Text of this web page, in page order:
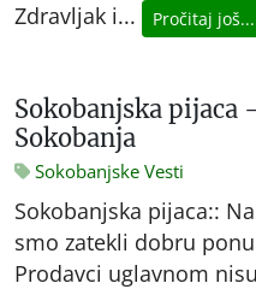
Zdravljak i...
Pročitaj još...
Sokobanjska pijaca
Sokobanja
Sokobanjske Vesti
Sokobanjska pijaca::
smo zatekli dobru
Prodavci uglavnom